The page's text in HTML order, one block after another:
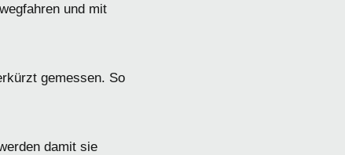
und mit
gemessen. So
damit sie